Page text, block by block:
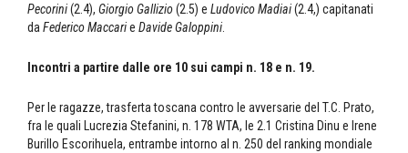
Pecorini(2.4), Giorgio Gallizio(2.5) e Ludovico Madiai(2.4,) capitanati
da Federico Maccarie Davide Galoppini
Incontri a partire dalle ore 10 sui campi n. 18 e n. 19.
Per le ragazze, trasferta toscana contro le avversarie del T.C. Prato,
fra le quali Lucrezia Stefanini, n. 178 WTA, le 2.1 Cristina Dinu e Irene
Burillo Escorihuela, entrambe intorno al n. 250 del ranking mondiale